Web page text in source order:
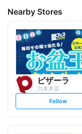
Nearby Stores
ピザーラ
六本木店
s
Follow